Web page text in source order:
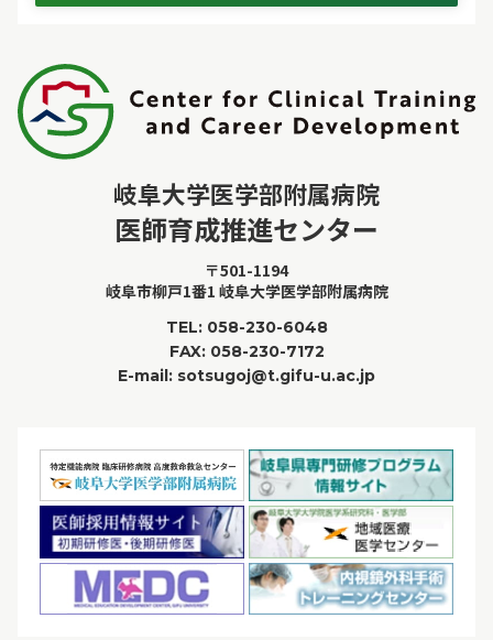
岐阜大学医学部附属病院
医師育成推進センター
〒501-1194
岐阜市柳戸1番1 岐阜大学医学部附属病院
TEL: 058-230-6048
FAX: 058-230-7172
E-mail: sotsugoj@t.gifu-u.ac.jp